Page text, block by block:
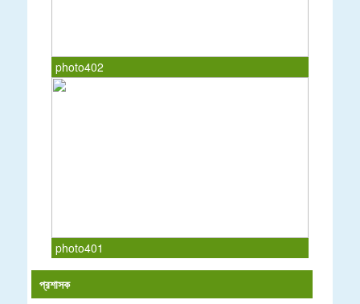
photo402
photo401
প্রশাসক